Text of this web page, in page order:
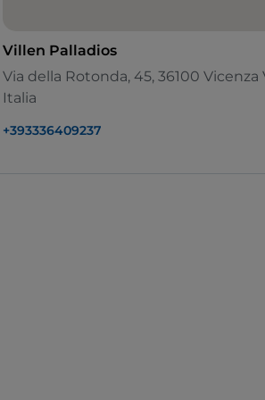
Villen Palladios
Via della Rotonda, 45, 36100 Vicenza
Italia
+393336409237